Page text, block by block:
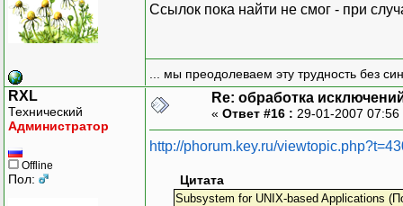
Ссылок пока найти не смог - при
... мы преодолеваем эту трудность без
RXL
Технический
Администратор
Offline
Пол:
Re: обработка
« Ответ #16 : 29-01-2007
http://phorum.key.ru/
Цитата
Subsystem for UNIX-based Applications